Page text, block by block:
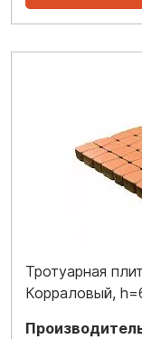
Тротуарная
Корраловый,